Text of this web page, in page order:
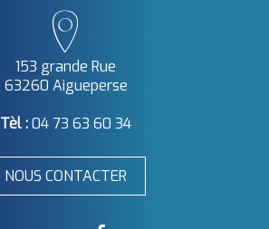
153 grande Rue
63260 Aigueperse
Tèl :04 73 63 60 34
NOUS CONTACTER